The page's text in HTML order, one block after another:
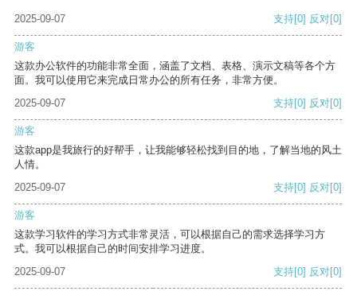
2025-09-07 支持[0] 反对[0]
游客
这款办公软件的功能非常全面，涵盖了文档、表格、演示文稿等各个方
面。我可以使用它来完成日常办公的所有任务，非常方便。
2025-09-07
支持[0] 反对[0]
游客
这款app是我旅行的好帮手，让我能够轻松找到目的地，了解当地的风土
人情。
2025-09-07
支持[0] 反对[0]
游客
这款学习软件的学习方式非常灵活，可以根据自己的需求选择学习方
式。我可以根据自己的时间安排学习进度。
2025-09-07
支持[0] 反对[0]